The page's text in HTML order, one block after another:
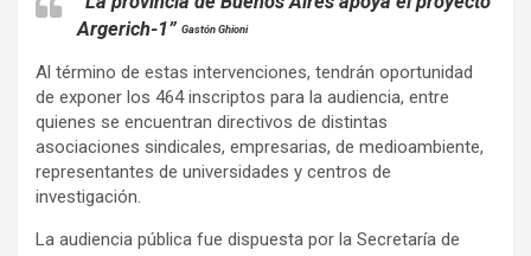
Argerich-1” Gastón Ghioni
Al término de estas intervenciones, tendrán oportunidad
de exponer los 464 inscriptos para la audiencia, entre
quienes se encuentran directivos de distintas
asociaciones sindicales, empresarias, de medioambiente,
representantes de universidades y centros de
investigación.
La audiencia pública fue dispuesta por la Secretaría de